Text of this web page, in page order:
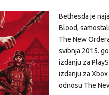
Bethesda je
Blood,
The New
svibnja 2015.
izdanju za
izdanju za
odnosu The